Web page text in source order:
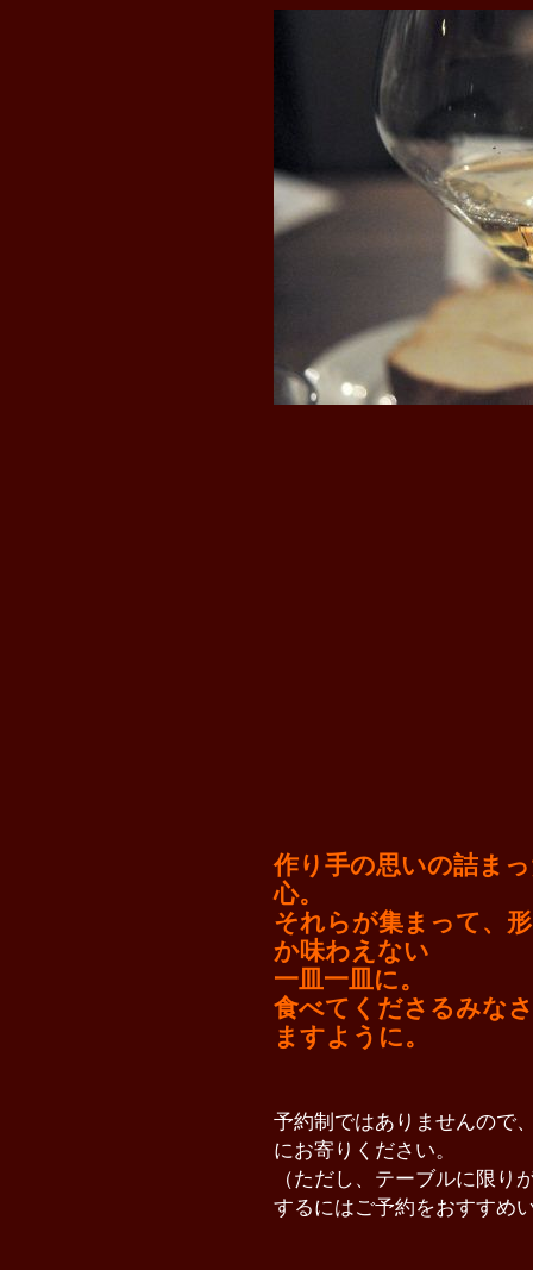
作り手の思いの詰ま
心。
それらが集まって、
か味わえない
一皿一皿に。
食べてくださるみな
ますように。
予約制ではありませんので
にお寄りください。
（ただし、テーブルに限り
するにはご予約をおすすめ